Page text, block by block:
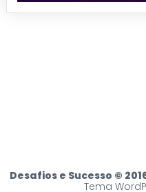
Desafios e Sucesso ©
Tema